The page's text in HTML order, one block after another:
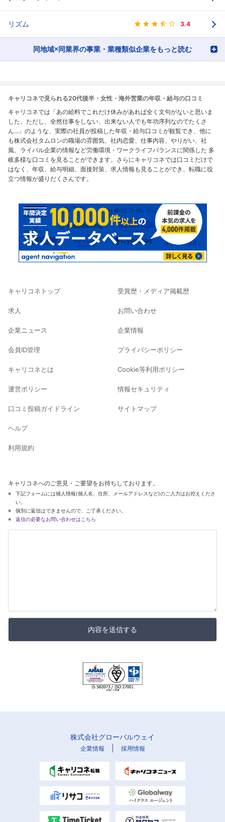
リズム 3.4
同地域×同業界の事業・業種類似企業をもっと読む
キャリコネで見られる20代後半・女性・海外営業の年収・給与の口コミ
キャリコネでは「あの給料でこれだけ休みがあれば全く文句がないと思いま
した。ただし、全然仕事をしない、出来ない人でも年功序列なのでたくさ
ん...」のような、実際の社員が投稿した年収・給与口コミが観覧でき、他に
も株式会社タムロンの職場の雰囲気、社内恋愛、仕事内容、やりがい、社
風、ライバル企業の情報など労働環境・ワークライフバランスに関係した 多
岐多様な口コミを見ることができます。さらにキャリコネでは口コミだけで
はなく、年収、給与明細、面接対策、求人情報も見ることができ、転職に役
立つ情報が盛りだくさんです。
キャリコネトップ
求人
企業ニュース
会員ID管理
キャリコネとは
運営ポリシー
口コミ投稿ガイドライン
ヘルプ
利用規約
受賞歴・メディア掲載歴
お問い合わせ
企業情報
プライバシーポリシー
Cookie等利用ポリシー
情報セキュリティ
サイトマップ
キャリコネへのご意見・ご要望をお待ちしております。
下記フォームには個人情報(個人名、住所、メールアドレスなど)のご入力はお控えくださ
い。
個別に返信はできませんので、ご了承ください。
返信の必要なお問い合わせはこちら
内容を送信する
株式会社グローバルウェイ
企業情報 採用情報